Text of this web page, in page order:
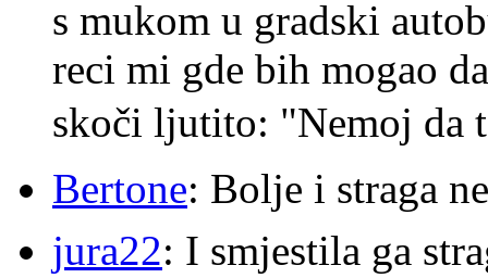
s mukom u gradski
reci mi gde bih mogao
skoči ljutito: "Nemoj da
Bertone: Bolje i straga
jura22: I smjestila ga